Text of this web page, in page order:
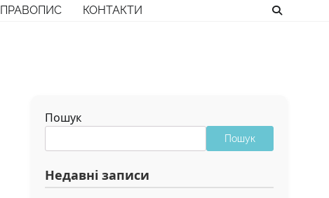
ПРАВОПИС КОНТАКТИ
Пошук
Пошук
Недавні записи